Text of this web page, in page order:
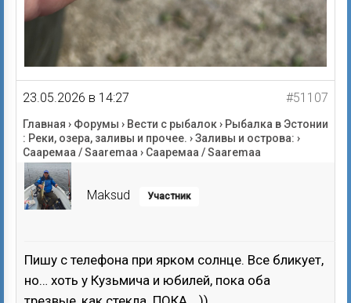
23.05.2026 в 14:27 #51107
Главная › Форумы › Вести с рыбалок› Рыбалка в Эстонии
: Реки, озера, заливы и прочее. ›Заливы и острова: ›
Сааремаа / Saaremaa › Сааремаа / Saaremaa
Maksud Участник
Пишу с телефона при ярком солнце. Все бликует,
но… хоть у Кузьмича и юбилей, пока оба